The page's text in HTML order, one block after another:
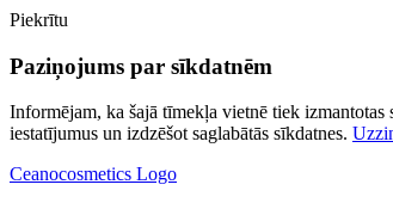
Piekrītu
Paziņojums par sīkdatnēm
Informējam, ka šajā tīmekļa vietnē tiek
iestatījumus un izdzēšot saglabātās sīkdatnes.
Ceanocosmetics Logo